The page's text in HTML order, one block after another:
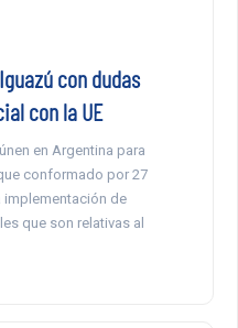
con dudas
con la UE
en Argentina para
conformado por 27
de
que son relativas al